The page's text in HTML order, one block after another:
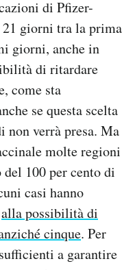
di Pfizer-
21 giorni tra la prima
giorni, anche in
di ritardare
come sta
se questa scelta
non verrà presa. Ma
molte regioni
100 per cento di
casi hanno
alla possibilità di
cinque. Per
a garantire